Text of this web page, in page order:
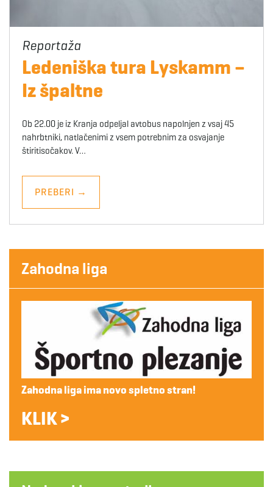
Ledeniška tura Lyskamm –
Iz špaltne
Ob 22.00 je iz Kranja odpeljal avtobus napolnjen z vsaj 45
nahrbtniki, natlačenimi z vsem potrebnim za osvajanje
štiritisočakov. V…
PREBERI →
Zahodna liga
Zahodna liga ima novo spletno stran!
KLIK >